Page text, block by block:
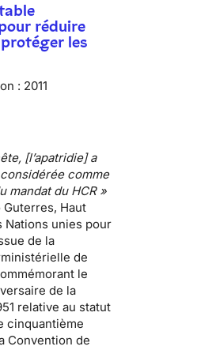
réduire
les
: 2011
[l’apatridie] a
comme
mandat du HCR »
Haut
Nations unies pour
de la
de
le
de la
relative au statut
cinquantième
Convention de